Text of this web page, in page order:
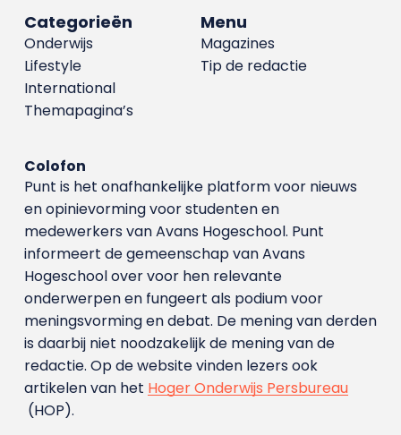
Menu
Magazines
Tip de redactie
Categorieën
Onderwijs
Lifestyle
International
Themapagina’s
Colofon
Punt is het onafhankelijke platform voor nieuws
en opinievorming voor studenten en
medewerkers van Avans Hoge­school. Punt
informeert de gemeenschap van Avans
Hogeschool over voor hen relevante
onderwerpen en fungeert als podium voor
meningsvorming en debat. De mening van derden
is daarbij niet noodzakelijk de mening van de
redactie. Op de website vinden lezers ook
artikelen van het Hoger Onderwijs Persbureau
(HOP).